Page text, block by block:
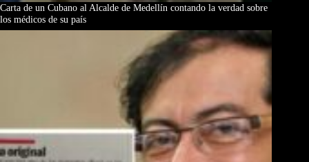
Carta de un Cubano al Alcalde de Medellín contando la verdad sobre
los médicos de su país